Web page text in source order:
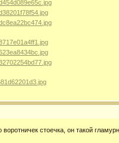
стоечка, он такой